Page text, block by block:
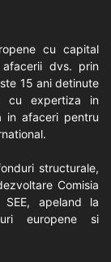
cu capital
dvs. prin
15 ani detinute
cu expertiza in
in afaceri pentru
structurale,
Comisia
apeland la
europene si